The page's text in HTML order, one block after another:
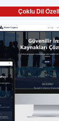
Çoklu Dil